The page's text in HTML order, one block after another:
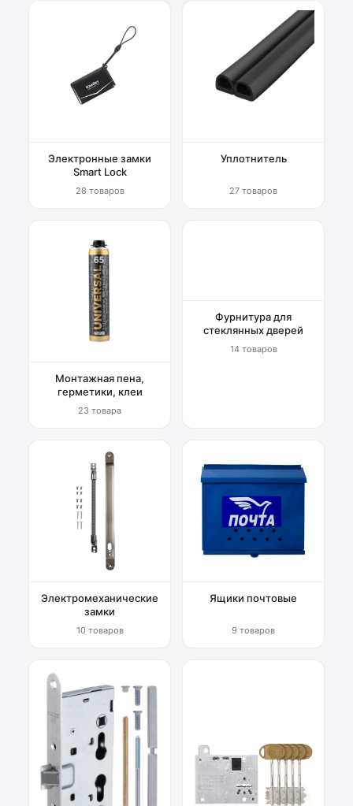
Электронные замки
Smart Lock
28 товаров
Уплотнитель
27 товаров
Монтажная пена,
герметики, клеи
23 товара
Фурнитура для
стеклянных дверей
14 товаров
Электромеханические
замки
10 товаров
Ящики почтовые
9 товаров